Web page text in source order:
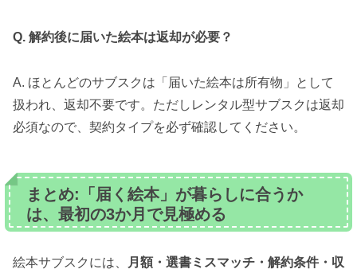
Q. 解約後に届いた絵本は返却が必要？
A. ほとんどのサブスクは「届いた絵本は所有物」として
扱われ、返却不要です。ただしレンタル型サブスクは返却
必須なので、契約タイプを必ず確認してください。
まとめ:「届く絵本」が暮らしに合うか
は、最初の3か月で見極める
絵本サブスクには、
月額・選書ミスマッチ・解約条件・収